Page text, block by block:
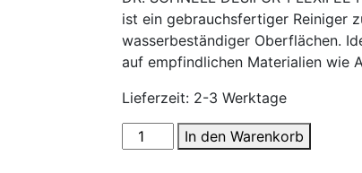
ist ein gebrauchsfertiger Reiniger
wasserbeständiger Oberflächen.
auf empfindlichen Materialien wie
Lieferzeit: 2-3 Werktage
DR.
SCHNELL
In den Warenkorb